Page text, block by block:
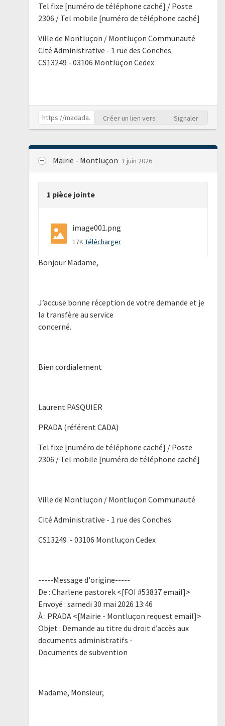
Tel fixe [numéro de téléphone caché] / Poste
2306 / Tel mobile [numéro de téléphone caché]
Ville de Montluçon / Montluçon Communauté
Cité Administrative - 1 rue des Conches
CS13249 - 03106 Montluçon Cedex
Créer un lien vers Signaler
Mairie - Montluçon 1 juin 2026
1 pièce jointe
image001.png
17KTélécharger
Bonjour Madame,
J’accuse bonne réception de votre demande et je
la transfère au service
concerné.
Bien cordialement
Laurent PASQUIER
PRADA (référent CADA)
Tel fixe [numéro de téléphone caché] / Poste
2306 / Tel mobile [numéro de téléphone caché]
Ville de Montluçon / Montluçon Communauté
Cité Administrative - 1 rue des Conches
CS13249 - 03106 Montluçon Cedex
-----Message d'origine-----
De : Charlene pastorek <[FOI #53837 email]>
Envoyé : samedi 30 mai 2026 13:46
À : PRADA <[Mairie - Montluçon request email]>
Objet : Demande au titre du droit d’accès aux
documents administratifs -
Documents de subvention
Madame, Monsieur,